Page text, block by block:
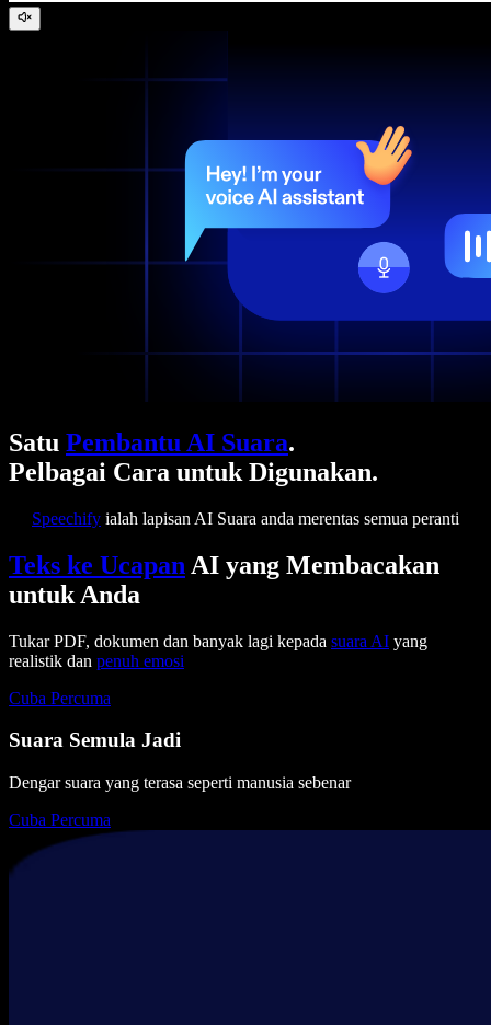
Satu Pembantu AI Suara.
Pelbagai Cara untuk Digunakan.
Speechify ialah lapisan AI Suara anda merentas semua peranti
Teks ke Ucapan AI yang Membacakan
untuk Anda
Tukar PDF, dokumen dan banyak lagi kepada suara AI yang
realistik dan penuh emosi
Cuba Percuma
Suara Semula Jadi
Dengar suara yang terasa seperti manusia sebenar
Cuba Percuma